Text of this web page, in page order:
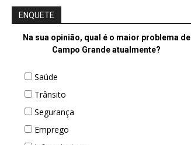
ENQUETE
Na sua opinião, qual é o maior problema de
Campo Grande atualmente?
Saúde
Trânsito
Segurança
Emprego